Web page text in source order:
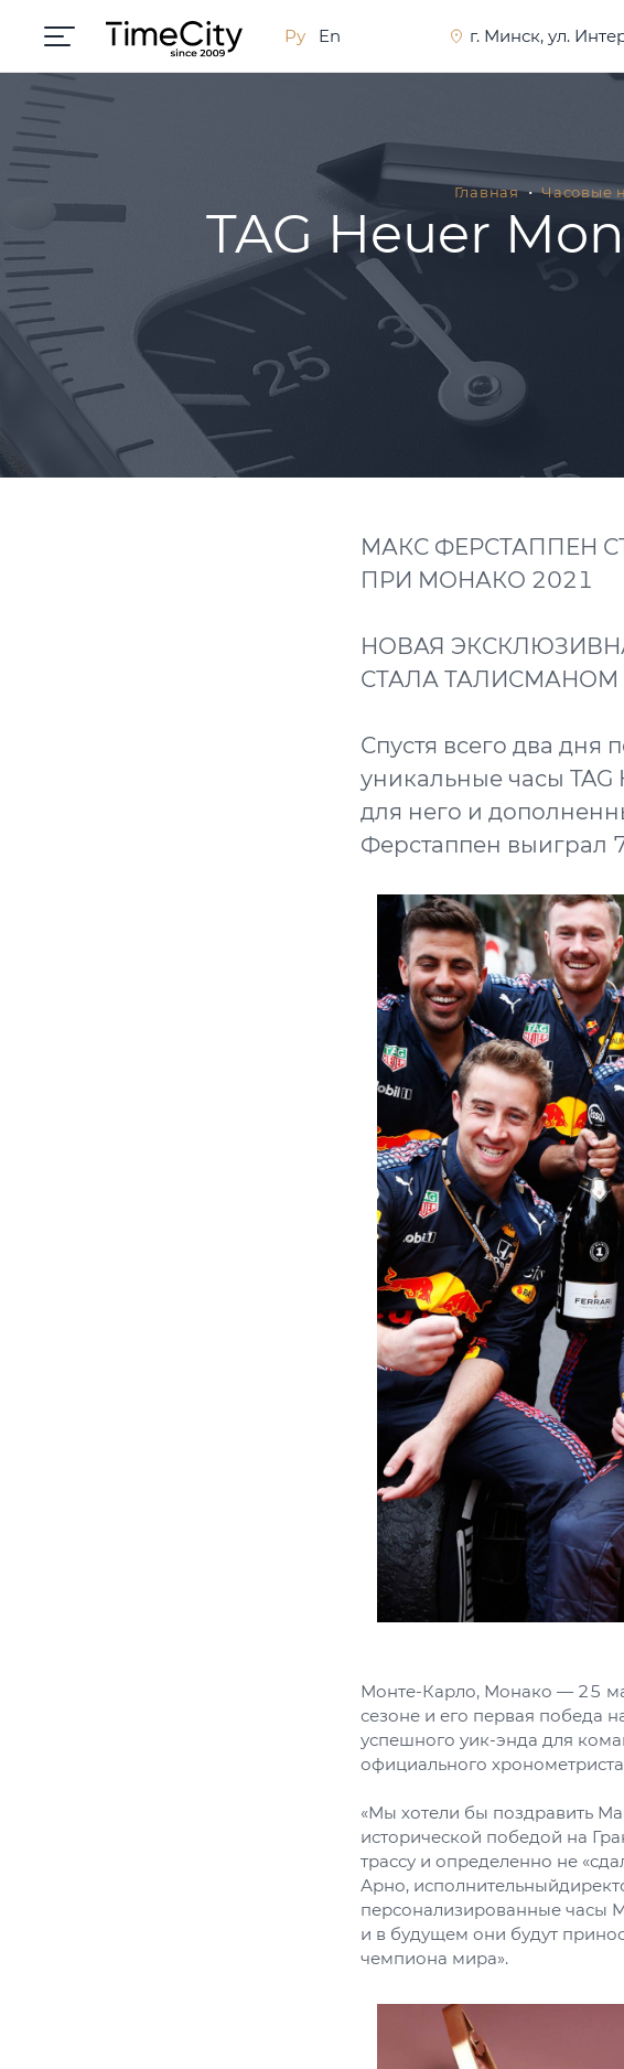
Ру En г. Минск, ул.
Главная Часовые
TAG Heuer
МАКС ФЕРСТАППЕН
ПРИ МОНАКО 2021
НОВАЯ
СТАЛА
Спустя всего два дня
уникальные часы
для него и
Ферстаппен выиграл
Монте-Карло, Монако — 25
сезоне и его первая победа
успешного уик-энда для
официального
«Мы хотели бы поздравить
исторической победой на
трассу и определенно не
Арно,
персонализированные часы
и в будущем они будут
чемпиона мира».